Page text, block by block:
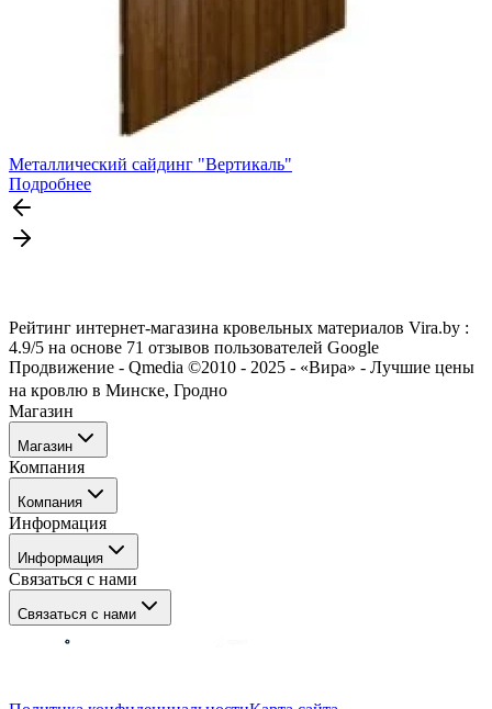
Металлический сайдинг "Вертикаль"
Подробнее
Рейтинг интернет-магазина кровельных материалов Vira.by :
4.9/5 на основе 71 отзывов пользователей Google
Продвижение - Qmedia ©2010 - 2025 - «Вира» - Лучшие цены
на кровлю в Минске, Гродно
Магазин
Магазин
Каталог
Акции
Услуги
Компания
Компания
О нас
Отзывы о нас
Блог/Статьи
Информация
Информация
Оплата
Доставка
Гарантия на товар
Связаться с нами
Связаться с нами